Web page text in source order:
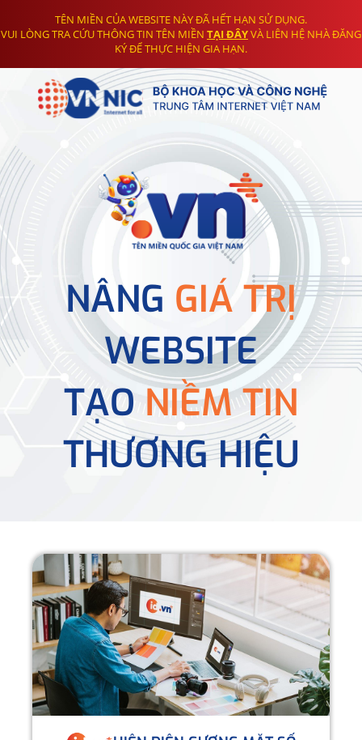
TÊN MIỀN CỦA WEBSITE NÀY ĐÃ HẾT HẠN SỬ DỤNG.
VUI LÒNG TRA CỨU THÔNG TIN TÊN MIỀN TẠI ĐÂYVÀ LIÊN HỆ NHÀ ĐĂNG
KÝ ĐỂ THỰC HIỆN GIA HẠN.
NÂNG GIÁ TRỊ
WEBSITE
TẠONIỀM TIN
THƯƠNG HIỆU